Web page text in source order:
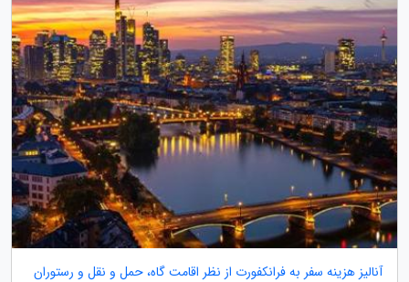
آنالیز هزینه سفر به فرانکفورت از نظر اقامت گاه، حمل و نقل و رستوران